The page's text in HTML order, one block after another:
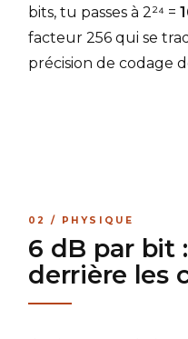
bits, tu passes à 2²⁴ =
facteur 256 qui se
précision de codage
02 / PHYSIQUE
6 dB par bit
derrière les